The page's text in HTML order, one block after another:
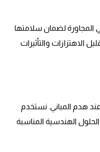
المجاورة لضمان سلامتها
الاهتزازات والتأثيرات
عند هدم المباني. نستخدم
الهندسية المناسبة